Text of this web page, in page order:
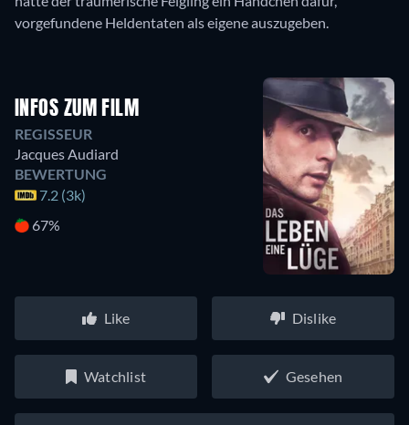
vorgefundene Heldentaten als eigene auszugeben.
INFOS ZUM FILM
REGISSEUR
Jacques Audiard
BEWERTUNG
7.2 (3k)
67%
Like Dislike
Watchlist Gesehen